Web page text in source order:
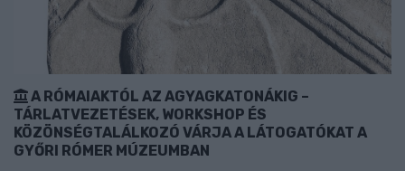
A RÓMAIAKTÓL AZ AGYAGKATONÁKIG –
TÁRLATVEZETÉSEK, WORKSHOP ÉS
KÖZÖNSÉGTALÁLKOZÓ VÁRJA A LÁTOGATÓKAT A
GYŐRI RÓMER MÚZEUMBAN